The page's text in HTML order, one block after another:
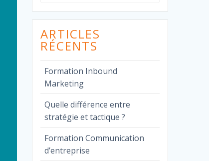
:
ARTICLES
RÉCENTS
Formation Inbound
Marketing
Quelle différence entre
stratégie et tactique ?
Formation Communication
d’entreprise